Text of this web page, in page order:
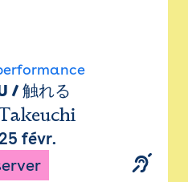
/ 触れる
févr.